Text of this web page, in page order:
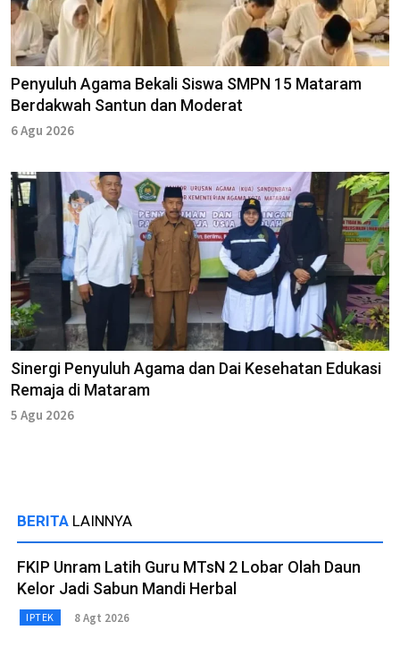
Penyuluh Agama Bekali Siswa SMPN 15 Mataram
Berdakwah Santun dan Moderat
6 Agu 2026
Sinergi Penyuluh Agama dan Dai Kesehatan Edukasi
Remaja di Mataram
5 Agu 2026
BERITA LAINNYA
FKIP Unram Latih Guru MTsN 2 Lobar Olah Daun
Kelor Jadi Sabun Mandi Herbal
IPTEK 8 Agt 2026